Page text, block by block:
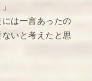
は一言あったの
いと考えたと思